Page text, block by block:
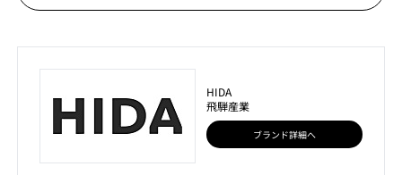
HIDA
飛騨産業
ブランド詳細へ